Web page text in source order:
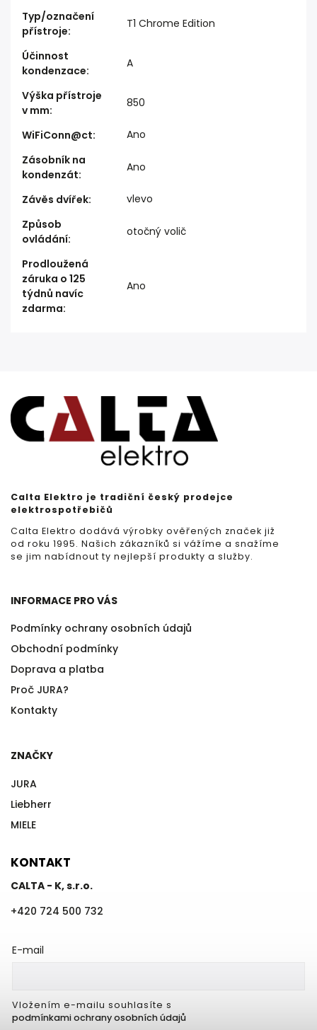
Typ/označení
přístroje:
T1 Chrome Edition
Účinnost
kondenzace:
A
Výška přístroje
v mm:
850
WiFiConn@ct:
Ano
Zásobník na
kondenzát:
Ano
Závěs dvířek:
vlevo
Způsob
ovládání:
otočný volič
Prodloužená
záruka o 125
týdnů navíc
zdarma:
Ano
Calta Elektro je tradiční český prodejce
elektrospotřebičů
Calta Elektro dodává výrobky ověřených značek již
od roku 1995. Našich zákazníků si vážíme a snažíme
se jim nabídnout ty nejlepší produkty a služby.
INFORMACE PRO VÁS
Podmínky ochrany osobních údajů
Obchodní podmínky
Doprava a platba
Proč JURA?
Kontakty
ZNAČKY
JURA
Liebherr
MIELE
KONTAKT
CALTA - K, s.r.o.
+420 724 500 732
E-mail
Vložením e-mailu souhlasíte s
podmínkami ochrany osobních údajů